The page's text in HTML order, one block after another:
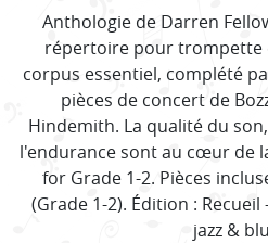
Anthologie de Darren
répertoire pour trompette
corpus essentiel, complété
pièces de concert de
Hindemith. La qualité du
l'endurance sont au cœur de
for Grade 1-2. Pièces
(Grade 1-2). Édition :
jazz &